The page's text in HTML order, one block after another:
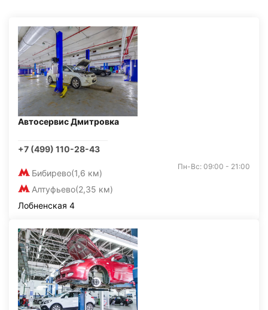
Автосервис Дмитровка
+7 (499) 110-28-43
Бибирево(1,6 км)
Алтуфьево(2,35 км)
Пн-Вс: 09:00 - 21:00
Лобненская 4